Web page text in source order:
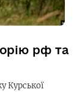
рф та
Курської